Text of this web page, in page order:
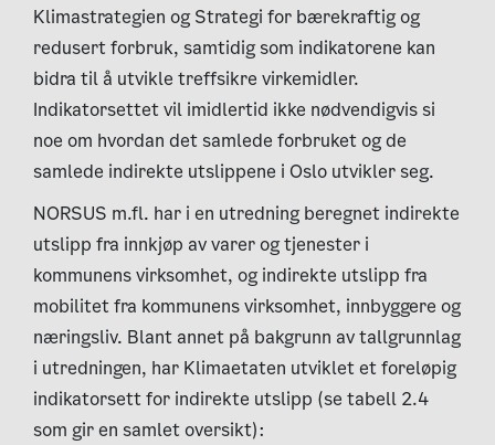
Klimastrategien og Strategi for bærekraftig og
redusert forbruk, samtidig som indikatorene kan
bidra til å utvikle treffsikre virkemidler.
Indikatorsettet vil imidlertid ikke nødvendigvis si
noe om hvordan det samlede forbruket og de
samlede indirekte utslippene i Oslo utvikler seg.
NORSUS m.fl. har i en utredning beregnet indirekte
utslipp fra innkjøp av varer og tjenester i
kommunens virksomhet, og indirekte utslipp fra
mobilitet fra kommunens virksomhet, innbyggere og
næringsliv. Blant annet på bakgrunn av tallgrunnlag
i utredningen, har Klimaetaten utviklet et foreløpig
indikatorsett for indirekte utslipp (se tabell 2.4
som gir en samlet oversikt):